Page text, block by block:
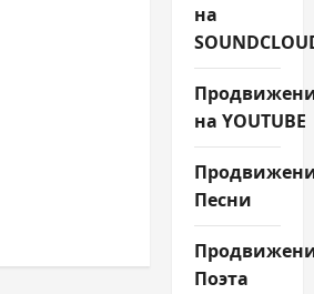
на
на YOUTUBE
Песни
Поэта